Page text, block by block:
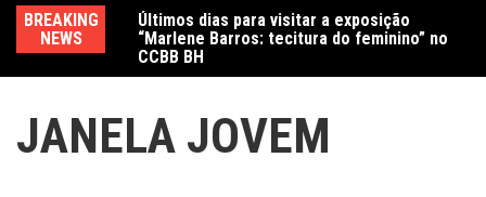
conteúdo
BREAKING
NEWS
Últimos dias para visitar a exposição
“Marlene Barros: tecitura do feminino” no
CCBB BH
Amanda Mangili transforma beleza e
JANELA JOVEM